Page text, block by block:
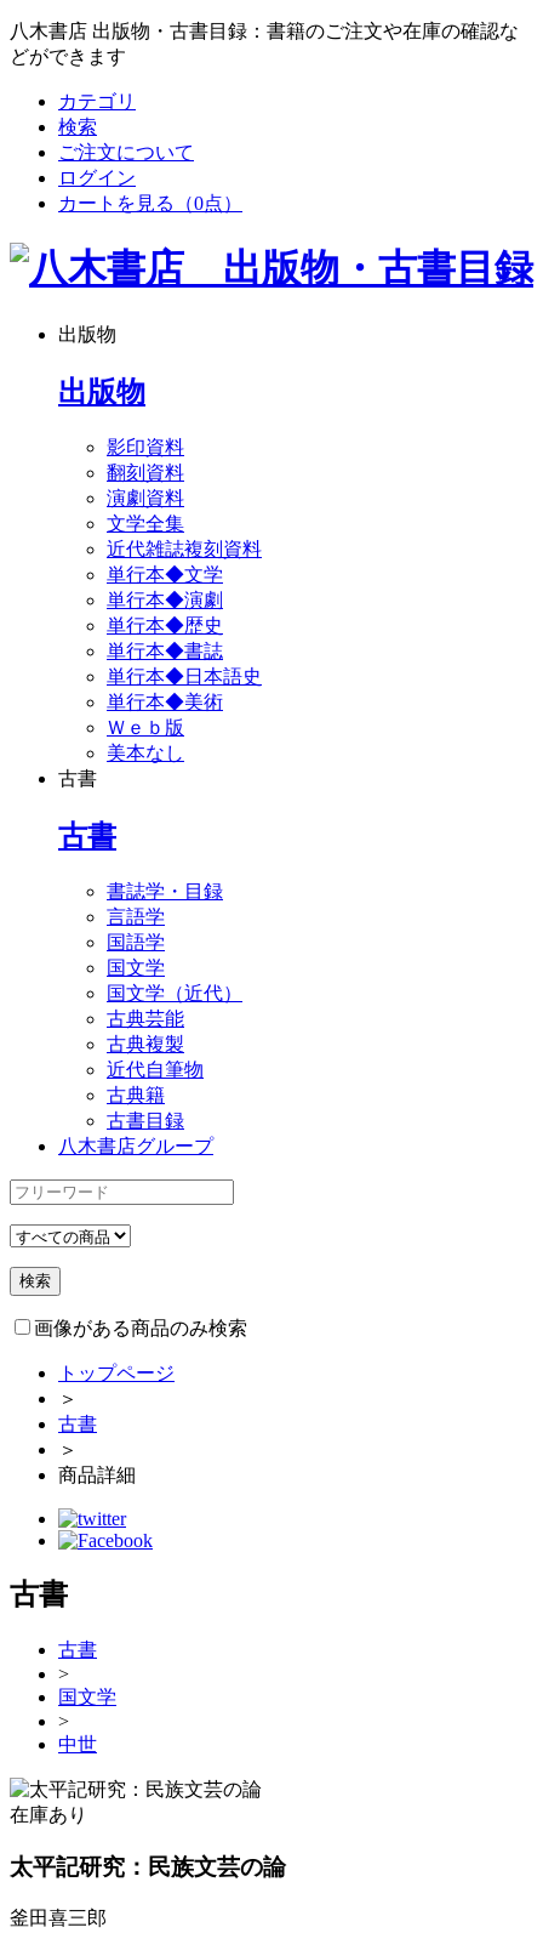
八木書店 出版物・古書目録：書籍のご注文や在庫の確認な
どができます
カテゴリ
検索
ご注文について
ログイン
カートを見る
（0点）
出版物
出版物
影印資料
翻刻資料
演劇資料
文学全集
近代雑誌複刻資料
単行本◆文学
単行本◆演劇
単行本◆歴史
単行本◆書誌
単行本◆日本語史
単行本◆美術
Ｗｅｂ版
美本なし
古書
古書
書誌学・目録
言語学
国語学
国文学
国文学（近代）
古典芸能
古典複製
近代自筆物
古典籍
古書目録
八木書店グループ
画像がある商品のみ検索
トップページ
＞
古書
＞
商品詳細
古書
古書
>
国文学
>
中世
在庫あり
太平記研究：民族文芸の論
釜田喜三郎